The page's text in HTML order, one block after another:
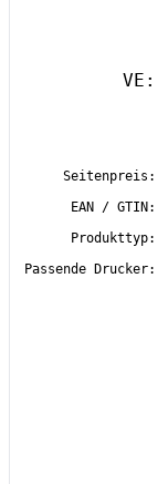
VE:
Seitenpreis:
EAN / GTIN:
Produkttyp:
Passende Drucker: